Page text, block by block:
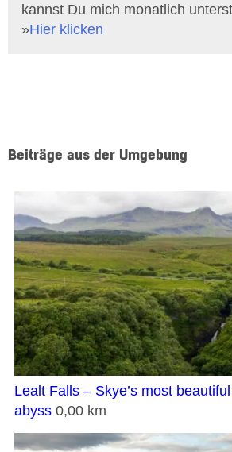
kannst Du mich monatlich
»Hier klicken
Beiträge aus der Umgebung
Lealt Falls – Skye’s most
abyss 0,00 km